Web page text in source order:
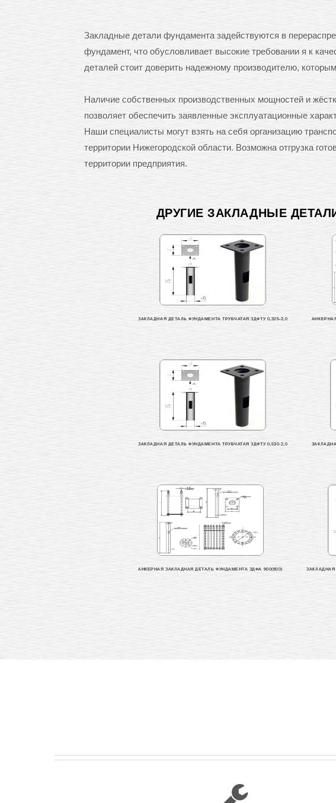
Закладные детали фундамента задействуются в
фундамент, что обусловливает высокие требовании я к
деталей стоит доверить надежному производителю,
Наличие собственных производственных мощностей и
позволяет обеспечить заявленные эксплуатационные
Наши специалисты могут взять на себя организацию
территории Нижегородской области. Возможна отгрузка
территории предприятия.
ДРУГИЕ ЗАКЛАДНЫЕ
ЗАКЛАДНАЯ ДЕТАЛЬ ФУНДАМЕНТА ТРУБЧАТАЯ ЗДФТУ 0,325-2,0
ЗАКЛАДНАЯ ДЕТАЛЬ ФУНДАМЕНТА ТРУБЧАТАЯ ЗДФТУ 0,530-2,0
АНКЕРНАЯ ЗАКЛАДНАЯ ДЕТАЛЬ ФУНДАМЕНТА ЗДФА 900(800) ЗАКЛАДНАЯ